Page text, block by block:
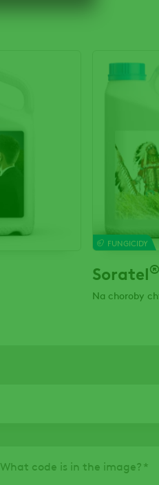
FUNGICIDY
Soratel®
Na choroby
What code is in the image?